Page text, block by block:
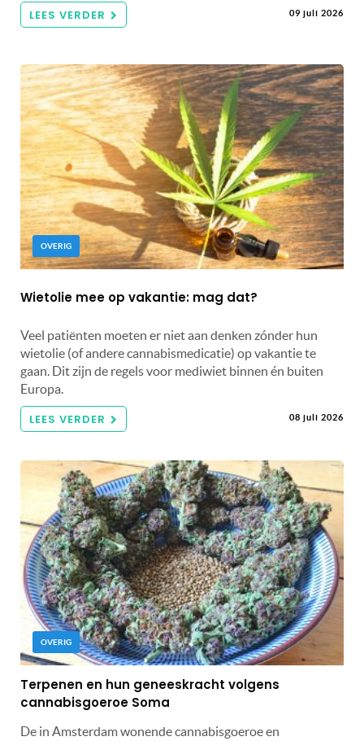
LEES VERDER 09 juli 2026
OVERIG
Wietolie mee op vakantie: mag dat?
Veel patiënten moeten er niet aan denken zónder hun
wietolie (of andere cannabismedicatie) op vakantie te
gaan. Dit zijn de regels voor mediwiet binnen én buiten
Europa.
LEES VERDER 08 juli 2026
OVERIG
Terpenen en hun geneeskracht volgens
cannabisgoeroe Soma
De in Amsterdam wonende cannabisgoeroe en